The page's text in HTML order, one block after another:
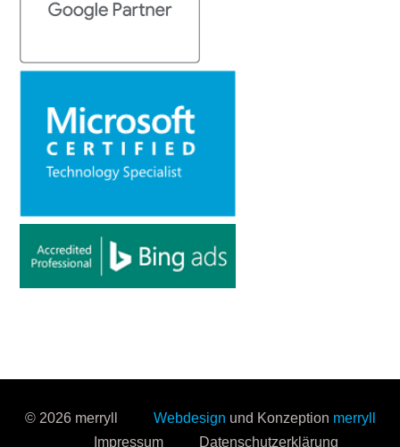
© 2026 merryll Webdesign und Konzeption merryll
Impressum
Datenschutzerklärung